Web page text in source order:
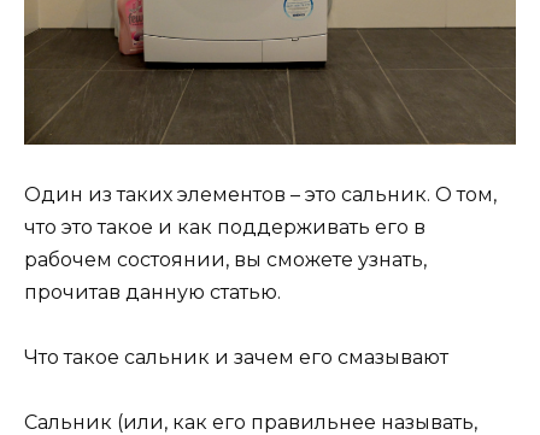
Один из таких элементов – это сальник. О том,
что это такое и как поддерживать его в
рабочем состоянии, вы сможете узнать,
прочитав данную статью.
Что такое сальник и зачем его смазывают
Сальник (или, как его правильнее называть,